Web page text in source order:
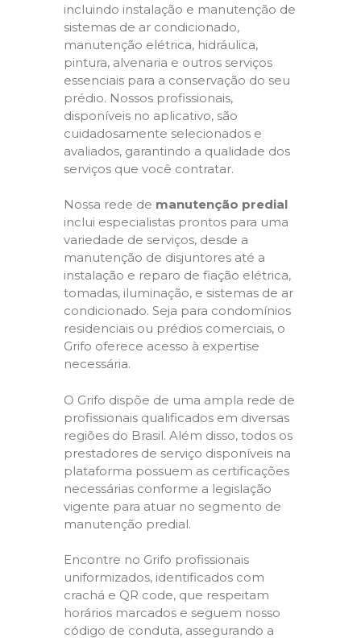
incluindo instalação e manutenção de
sistemas de ar condicionado,
manutenção elétrica, hidráulica,
pintura, alvenaria e outros serviços
essenciais para a conservação do seu
prédio. Nossos profissionais,
disponíveis no aplicativo, são
cuidadosamente selecionados e
avaliados, garantindo a qualidade dos
serviços que você contratar.
Nossa rede de manutenção predial
inclui especialistas prontos para uma
variedade de serviços, desde a
manutenção de disjuntores até a
instalação e reparo de fiação elétrica,
tomadas, iluminação, e sistemas de ar
condicionado. Seja para condomínios
residenciais ou prédios comerciais, o
Grifo oferece acesso à expertise
necessária.
O Grifo dispõe de uma ampla rede de
profissionais qualificados em diversas
regiões do Brasil. Além disso, todos os
prestadores de serviço disponíveis na
plataforma possuem as certificações
necessárias conforme a legislação
vigente para atuar no segmento de
manutenção predial.
Encontre no Grifo profissionais
uniformizados, identificados com
crachá e QR code, que respeitam
horários marcados e seguem nosso
código de conduta, assegurando a